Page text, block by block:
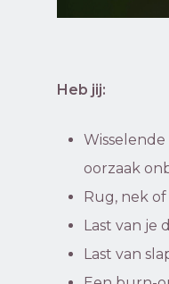
Heb jij:
oorzaak
Rug, nek
Last van je
Last van